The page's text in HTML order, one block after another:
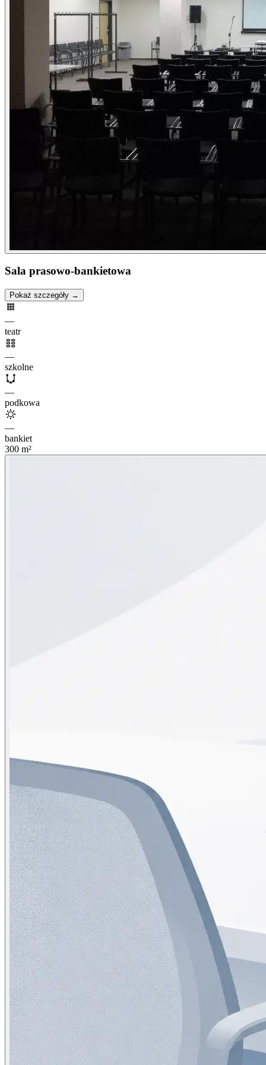
Sala prasowo-bankietowa
Pokaż szczegóły →
—
teatr
—
szkolne
—
podkowa
—
bankiet
300 m²